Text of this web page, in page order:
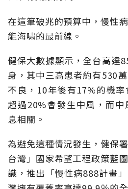
在這筆破兆的預算中，慢性
能海嘯的最前線。
健保大數據顯示，全台高達
身，其中三高患者約有530
不良，10年後有17%的機
超過20%會發生中風，而
息相關。
為避免這種情況發生，健保
台灣」國家希望工程政策藍
識，推出「慢性病888計畫